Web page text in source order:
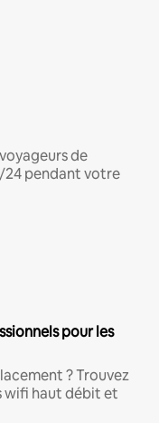
de
24 pendant votre
pour les
? Trouvez
wifi haut débit et